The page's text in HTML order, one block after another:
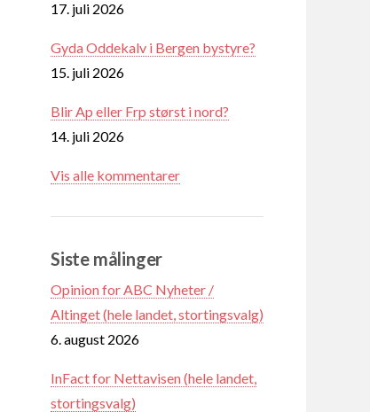
17. juli 2026
Gyda Oddekalv i Bergen bystyre?
15. juli 2026
Blir Ap eller Frp størst i nord?
14. juli 2026
Vis alle kommentarer
Siste målinger
Opinion for ABC Nyheter /
Altinget (hele landet, stortingsvalg)
6. august 2026
InFact for Nettavisen (hele landet,
stortingsvalg)